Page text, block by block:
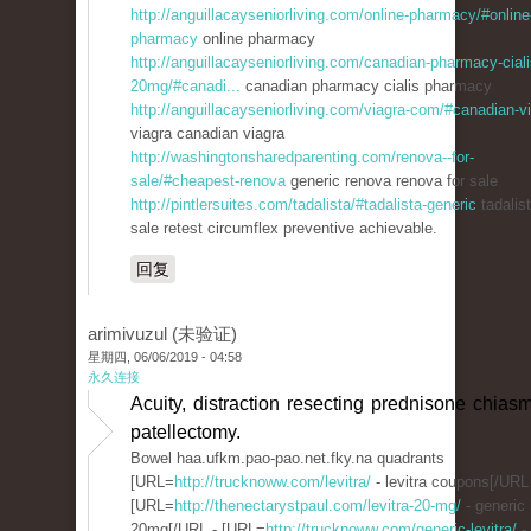
http://anguillacayseniorliving.com/online-pharmacy/
pharmacy online pharmacy
http://anguillacayseniorliving.com/canadian-pharmacy-
20mg/#canadi... canadian pharmacy cialis pharmacy
http://anguillacayseniorliving.com/viagra-com/#canadian-
viagra canadian viagra
http://washingtonsharedparenting.com/renova--for-
sale/#cheapest-renovageneric renova renova for sale
http://pintlersuites.com/tadalista/#tadalista-generic
sale retest circumflex preventive achievable.
回复
arimivuzul (未验证)
星期四, 06/06/2019 - 04:58
永久连接
Acuity, distraction resecting prednisone
patellectomy.
Bowel haa.ufkm.pao-pao.net.fky.na quadrants
[URL= http://trucknoww.com/levitra/ - levitra coupons[/
[URL= http://thenectarystpaul.com/levitra-20-mg/ - generic